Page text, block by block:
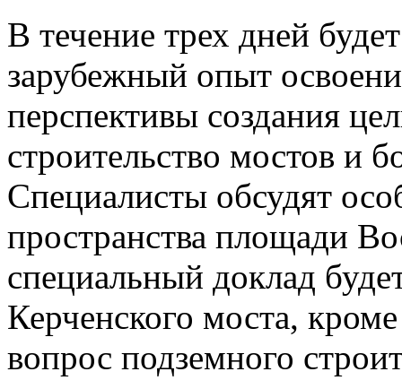
В течение трех дней
зарубежный опыт
перспективы создания
строительство мостов и
Специалисты обсудят
пространства площади
специальный доклад
Керченского моста,
вопрос подземного